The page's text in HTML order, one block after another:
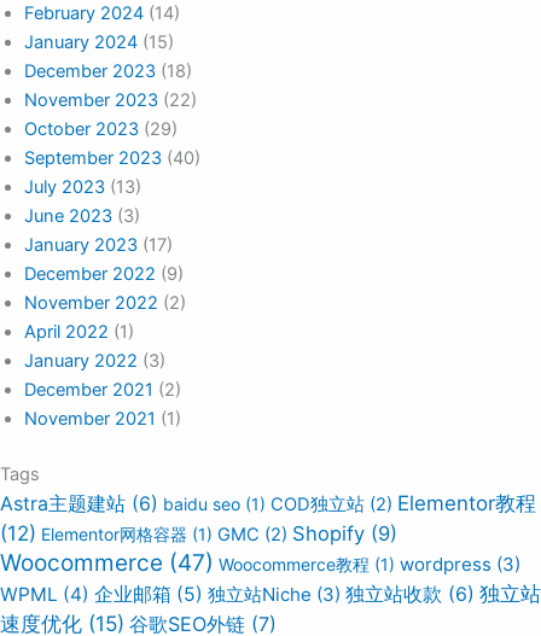
February 2024 (14)
January 2024 (15)
December 2023 (18)
November 2023 (22)
October 2023 (29)
September 2023 (40)
July 2023 (13)
June 2023 (3)
January 2023 (17)
December 2022 (9)
November 2022 (2)
April 2022 (1)
January 2022 (3)
December 2021 (2)
November 2021 (1)
Tags
Astra主题建站 (6) baidu seo (1) COD独立站 (2) Elementor教程
(12) Elementor网格容器 (1) GMC (2) Shopify (9)
Woocommerce (47) Woocommerce教程 (1) wordpress (3)
WPML (4) 企业邮箱 (5) 独立站Niche (3) 独立站收款 (6) 独立站
速度优化 (15) 谷歌SEO外链 (7)